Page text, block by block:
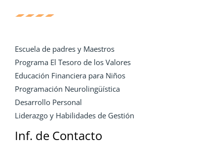
Escuela de padres y Maestros
Programa El Tesoro de los Valores
Educación Financiera para Niños
Programación Neurolingüística
Desarrollo Personal
Liderazgo y Habilidades de Gestión
Inf. de Contacto